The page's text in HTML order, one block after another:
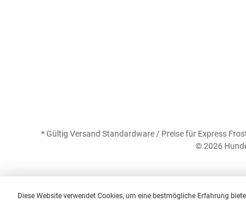
* Gültig Versand Standardware / Preise für Express
© 2026
Diese Website verwendet Cookies, um eine bestmögliche Erfahrung